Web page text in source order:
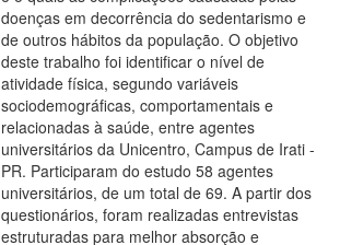
doenças em decorrência do sedentarismo e
de outros hábitos da população. O objetivo
deste trabalho foi identificar o nível de
atividade física, segundo variáveis
sociodemográficas, comportamentais e
relacionadas à saúde, entre agentes
universitários da Unicentro, Campus de Irati -
PR. Participaram do estudo 58 agentes
universitários, de um total de 69. A partir dos
questionários, foram realizadas entrevistas
estruturadas para melhor absorção e